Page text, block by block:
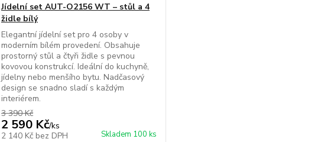
Jídelní set AUT-O2156 WT – stůl a 4
židle bílý
Elegantní jídelní set pro 4 osoby v
moderním bílém provedení. Obsahuje
prostorný stůl a čtyři židle s pevnou
kovovou konstrukcí. Ideální do kuchyně,
jídelny nebo menšího bytu. Nadčasový
design se snadno sladí s každým
interiérem.
3 390 Kč
2 590 Kč/ks
2 140 Kč bez DPH Skladem 100 ks